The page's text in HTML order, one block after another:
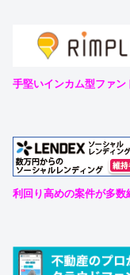
手堅いインカム型ファ
利回り高めの案件が多